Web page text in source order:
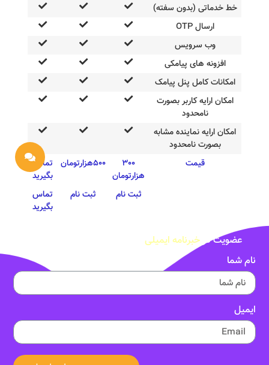
خط خدماتی (بدون سفته)
ارسال OTP
وب سرویس
افزونه های پیامکی
امکانات کامل پنل پیامک
امکان ارایه کاربر بصورت
نامحدود
امکان ارایه نماینده مشابه
بصورت نامحدود
قیمت
300
هزارتومان
500هزارتومان
تماس
بگیرید
ثبت نام
ثبت نام
تماس
بگیرید
عضویت در خبرنامه ایمیلی
نام شما
ایمیل